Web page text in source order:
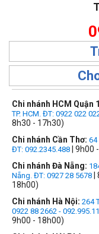
Chi nhánh HCM Quận
TP. HCM. ĐT: 0922 022
8h30 - 17h30)
Chi nhánh Cần Thơ: 64
ĐT: 092.2345.488 | 9h00
Chi nhánh Đà Nẵng:
Nẵng. ĐT: 0927 28 5678
18h00)
Chi nhánh Hà Nội: 264
0922 88 2662 -
9h00 - 18h00)